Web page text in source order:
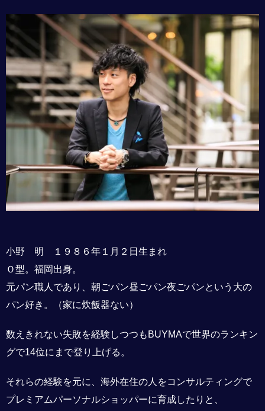
小野 明 １９８６年１月２日生まれ
Ｏ型。福岡出身。
元パン職人であり、朝ごパン昼ごパン夜ごパンという大の
パン好き。（家に炊飯器ない）
数えきれない失敗を経験しつつもBUYMAで世界のランキン
グで14位にまで登り上げる。
それらの経験を元に、海外在住の人をコンサルティングで
プレミアムパーソナルショッパーに育成したりと、